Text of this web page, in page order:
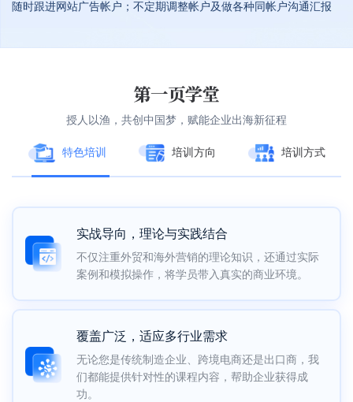
随时跟进网站广告帐户；不定期调整帐户及做各种同帐户沟通汇报
第一页学堂
授人以渔，共创中国梦，赋能企业出海新征程
特色培训 培训方向 培训方式
实战导向，理论与实践结合
不仅注重外贸和海外营销的理论知识，还通过实际
案例和模拟操作，将学员带入真实的商业环境。
覆盖广泛，适应多行业需求
无论您是传统制造企业、跨境电商还是出口商，我
们都能提供针对性的课程内容，帮助企业获得成
功。
外贸运营与网站优化
深入解析外贸网站的建设逻辑、关键词筛选与优化
方法，让客户了解如何从根本上提升推广承接力，
谷歌广告高效运用
通过实操案例，讲解Google Ads等工具的使用技巧，
帮助客户理解如何精准锁定目标客户，提高广告投
线上课程
提供灵活便捷的学习方式，随时随地掌握营销技
巧；支持录播回看，确保学习无遗漏。
线下实战
面对面深入讲解，现场答疑互动，通过实践加深理
解，帮助客户快速掌握实操技能。